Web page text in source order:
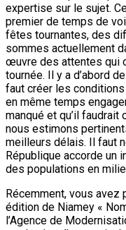
expertise sur le sujet.
premier de temps de
fêtes tournantes, des
sommes actuellement
œuvre des attentes qui
tournée. Il y a d’abord
faut créer les
en même temps
manqué et qu’il
nous estimons
meilleurs délais. Il faut
République accorde un
des populations en
Récemment, vous avez
édition de Niamey «
l’Agence de